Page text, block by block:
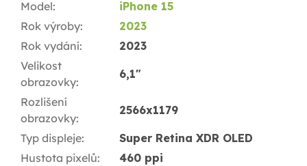
Model:
iPhone 15
Rok výroby:
2023
Rok vydání:
2023
Velikost
obrazovky:
6,1"
Rozlišení
obrazovky:
2566x1179
Typ displeje:
Super Retina XDR OLED
Hustota pixelů: 460 ppi